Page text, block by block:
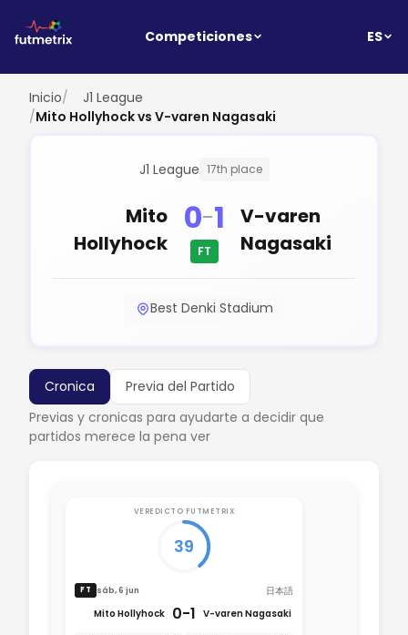
Competiciones ES
Inicio/
J1 League
/Mito Hollyhock vs V-varen Nagasaki
J1 League 17th place
Mito
Hollyhock
0-1
FT
V-varen
Nagasaki
Best Denki Stadium
Cronica
Previa del Partido
Previas y cronicas para ayudarte a decidir que
partidos merece la pena ver
VEREDICTO FUTMETRIX
39
FT sáb, 6 jun
日本語
Mito Hollyhock 0-1 V-varen Nagasaki